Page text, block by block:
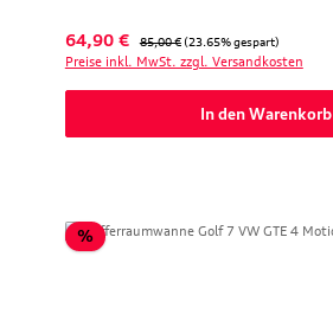
Verkaufspreis:
64,90 € Regulärer Preis:
85,00 € (23.65% gespart)
Preise inkl. MwSt. zzgl. Versandkosten
In den Warenkorb
%Rabatt